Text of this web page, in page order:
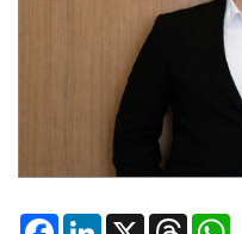
FacebookLinkedIn
X Threads